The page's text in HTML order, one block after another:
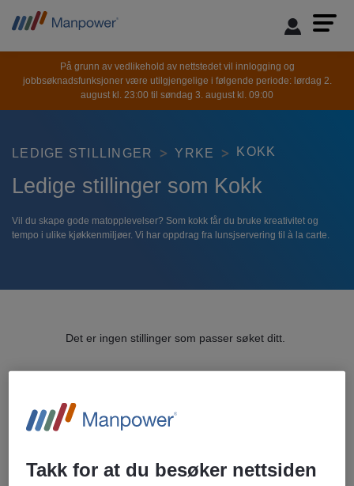
På grunn av vedlikehold av nettstedet vil innlogging og
jobbsøknadsfunksjoner være utilgjengelige i følgende periode: lørdag 2.
august kl. 23:00 til søndag 3. august kl. 09:00
LEDIGE STILLINGER YRKE KOKK
Ledige stillinger som Kokk
Vil du skape gode matopplevelser? Som kokk får du bruke kreativitet og
tempo i ulike kjøkkenmiljøer. Vi har oppdrag fra lunsjservering til à la carte.
Det er ingen stillinger som passer søket ditt.
SE ALLE LEDIGE STILLINGER
Takk for at du besøker nettsiden